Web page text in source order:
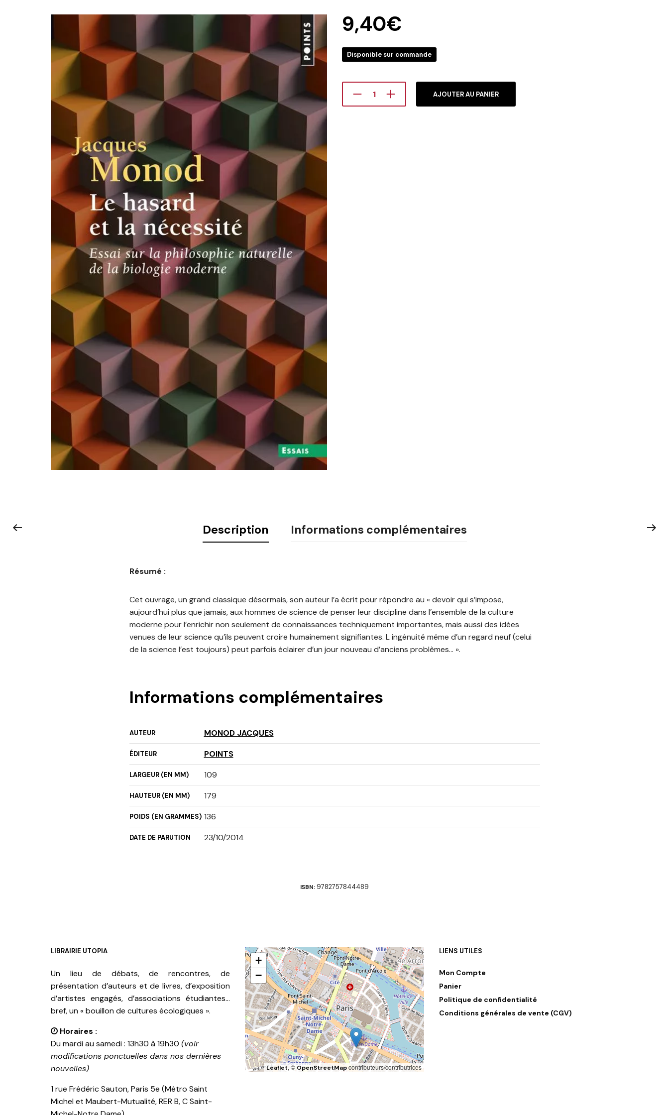
9,40€
Disponible sur commande
AJOUTER AU PANIER
Description Informations complémentaires
Résumé :
Cet ouvrage, un grand classique désormais, son auteur l’a écrit pour répondre au « devoir qui s’impose,
aujourd’hui plus que jamais, aux hommes de science de penser leur discipline dans l’ensemble de la culture
moderne pour l’enrichir non seulement de connaissances techniquement importantes, mais aussi des idées
venues de leur science qu’ils peuvent croire humainement signifiantes. L ingénuité même d’un regard neuf (celui
de la science l’est toujours) peut parfois éclairer d’un jour nouveau d’anciens problèmes… ».
Informations complémentaires
AUTEUR MONOD JACQUES
ÉDITEUR POINTS
LARGEUR (EN MM) 109
HAUTEUR (EN MM) 179
POIDS (EN GRAMMES) 136
DATE DE PARUTION 23/10/2014
ISBN: 9782757844489
LIBRAIRIE UTOPIA
Un lieu de débats, de rencontres, de
présentation d’auteurs et de livres, d’exposition
d’artistes engagés, d’associations étudiantes…
bref, un « bouillon de cultures écologiques ».
Horaires :
Du mardi au samedi : 13h30 à 19h30 (voir
modifications ponctuelles dans nos dernières
nouvelles)
1 rue Frédéric Sauton, Paris 5e (Métro Saint
Michel et Maubert-Mutualité, RER B, C Saint-
+
−
Leaflet, ©OpenStreetMapcontributeurs/contributrices
LIENS UTILES
Mon Compte
Panier
Politique de confidentialité
Conditions générales de vente (CGV)